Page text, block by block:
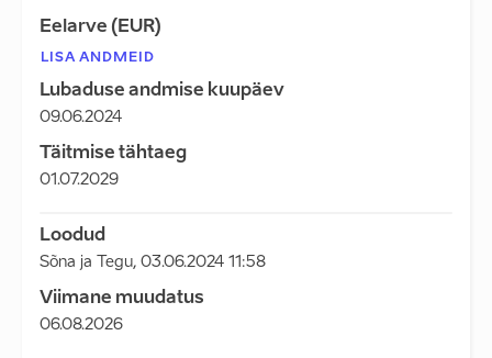
Eelarve (EUR)
LISA ANDMEID
Lubaduse andmise kuupäev
09.06.2024
Täitmise tähtaeg
01.07.2029
Loodud
Sõna ja Tegu, 03.06.2024 11:58
Viimane muudatus
06.08.2026